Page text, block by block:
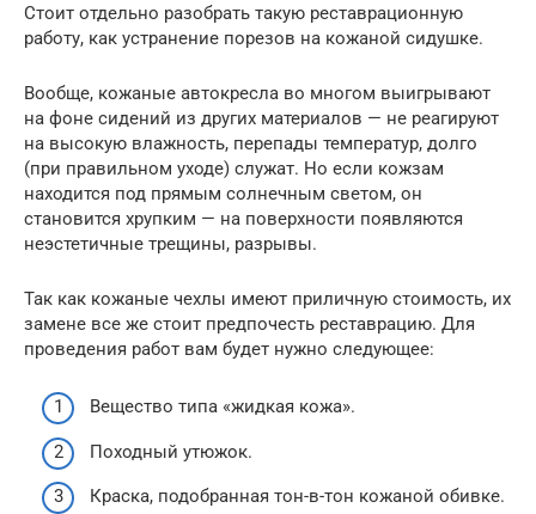
Стоит отдельно разобрать такую реставрационную
работу, как устранение порезов на кожаной сидушке.
Вообще, кожаные автокресла во многом выигрывают
на фоне сидений из других материалов — не реагируют
на высокую влажность, перепады температур, долго
(при правильном уходе) служат. Но если кожзам
находится под прямым солнечным светом, он
становится хрупким — на поверхности появляются
неэстетичные трещины, разрывы.
Так как кожаные чехлы имеют приличную стоимость, их
замене все же стоит предпочесть реставрацию. Для
проведения работ вам будет нужно следующее:
Вещество типа «жидкая кожа».
Походный утюжок.
Краска, подобранная тон-в-тон кожаной обивке.